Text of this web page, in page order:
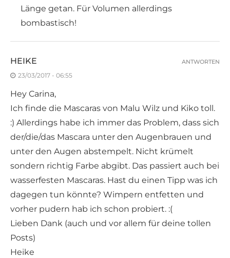
Länge getan. Für Volumen allerdings
bombastisch!
HEIKE
23/03/2017 - 06:55
Hey Carina,
Ich finde die Mascaras von Malu Wilz und Kiko toll.
:) Allerdings habe ich immer das Problem, dass sich
der/die/das Mascara unter den Augenbrauen und
unter den Augen abstempelt. Nicht krümelt
sondern richtig Farbe abgibt. Das passiert auch bei
wasserfesten Mascaras. Hast du einen Tipp was ich
dagegen tun könnte? Wimpern entfetten und
vorher pudern hab ich schon probiert. :(
Lieben Dank (auch und vor allem für deine tollen
Posts)
Heike
ANTWORTEN